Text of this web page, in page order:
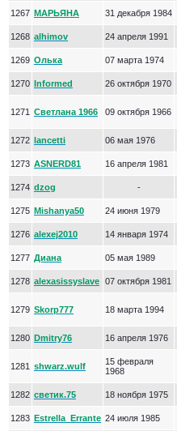
1267 МАРЬЯНА 31 декабря 1984
1268 alhimov 24 апреля 1991
1269 Олька 07 марта 1974
1270 Informed 26 октября 1970
1271 Светлана 1966 09 октября 1966
1272 lancetti 06 мая 1976
1273 ASNERD81 16 апреля 1981
1274 dzog -
1275 Mishanya50 24 июня 1979
1276 alexej2010 14 января 1974
1277 Диана 05 мая 1989
1278 alexasissyslave 07 октября 1981
1279 Skorp777 18 марта 1994
1280 Dmitry76 16 апреля 1976
1281 shwarz.wulf
15 февраля
1968
1282 светик.75 18 ноября 1975
1283 Estrella_Errante 24 июля 1985